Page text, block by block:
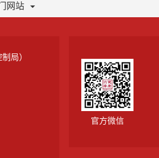
网站
局）
官方微信